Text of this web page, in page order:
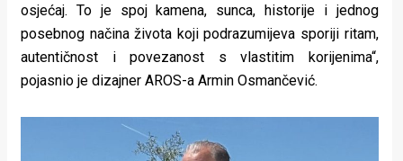
Urban
Places
Aktivizam
Aktuelnosti
osjećaj. To je spoj kamena, sunca, historije i jednog
posebnog načina života koji podrazumijeva sporiji ritam,
autentičnost i povezanost s vlastitim korijenima“,
pojasnio je dizajner AROS-a Armin Osmančević.